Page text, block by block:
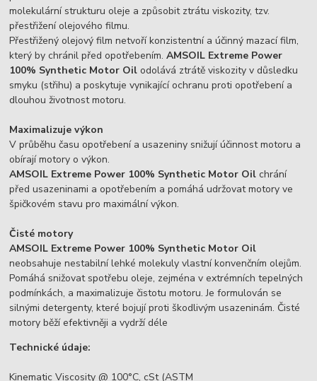
molekulární strukturu oleje a způsobit ztrátu viskozity, tzv.
přestřižení olejového filmu.
Přestřižený olejový film netvoří konzistentní a účinný mazací film,
který by chránil před opotřebením.AMSOIL Extreme Power
100% Synthetic Motor Oil odolává ztrátě viskozity v důsledku
smyku (střihu) a poskytuje vynikající ochranu proti opotřebení a
dlouhou životnost motoru.
Maximalizuje výkon
V průběhu času opotřebení a usazeniny snižují účinnost motoru a
obírají motory o výkon.
AMSOIL Extreme Power 100% Synthetic Motor Oil chrání
před usazeninami a opotřebením a pomáhá udržovat motory ve
špičkovém stavu pro maximální výkon.
Čisté motory
AMSOIL Extreme Power 100% Synthetic Motor Oil
neobsahuje nestabilní lehké molekuly vlastní konvenčním olejům.
Pomáhá snižovat spotřebu oleje, zejména v extrémních tepelných
podmínkách, a maximalizuje čistotu motoru. Je formulován se
silnými detergenty, které bojují proti škodlivým usazeninám. Čisté
motory běží efektivněji a vydrží déle
Technické údaje:
Kinematic Viscosity @ 100°C, cSt (ASTM